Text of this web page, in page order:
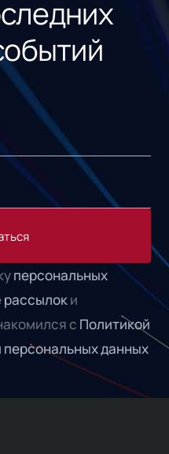
персональных
рассылоки
с Политикой
данных